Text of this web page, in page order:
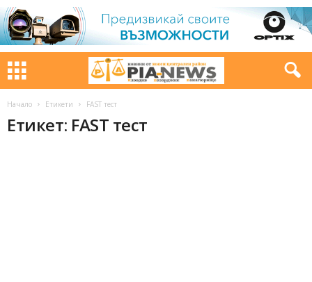
Начало Етикети FAST тест
Етикет: FAST тест